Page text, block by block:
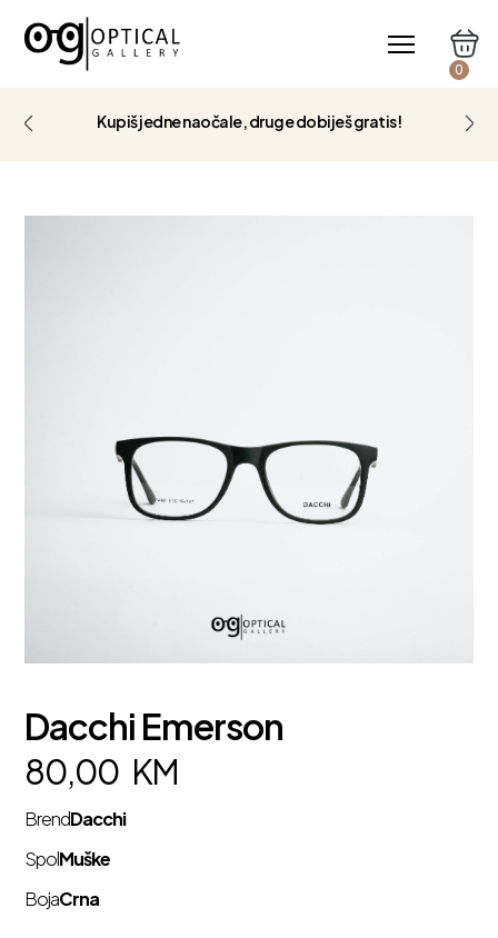
0
Kupiš jedne naočale, druge dobiješ gratis!
Dacchi Emerson
80,00 KM
BrendDacchi
SpolMuške
BojaCrna